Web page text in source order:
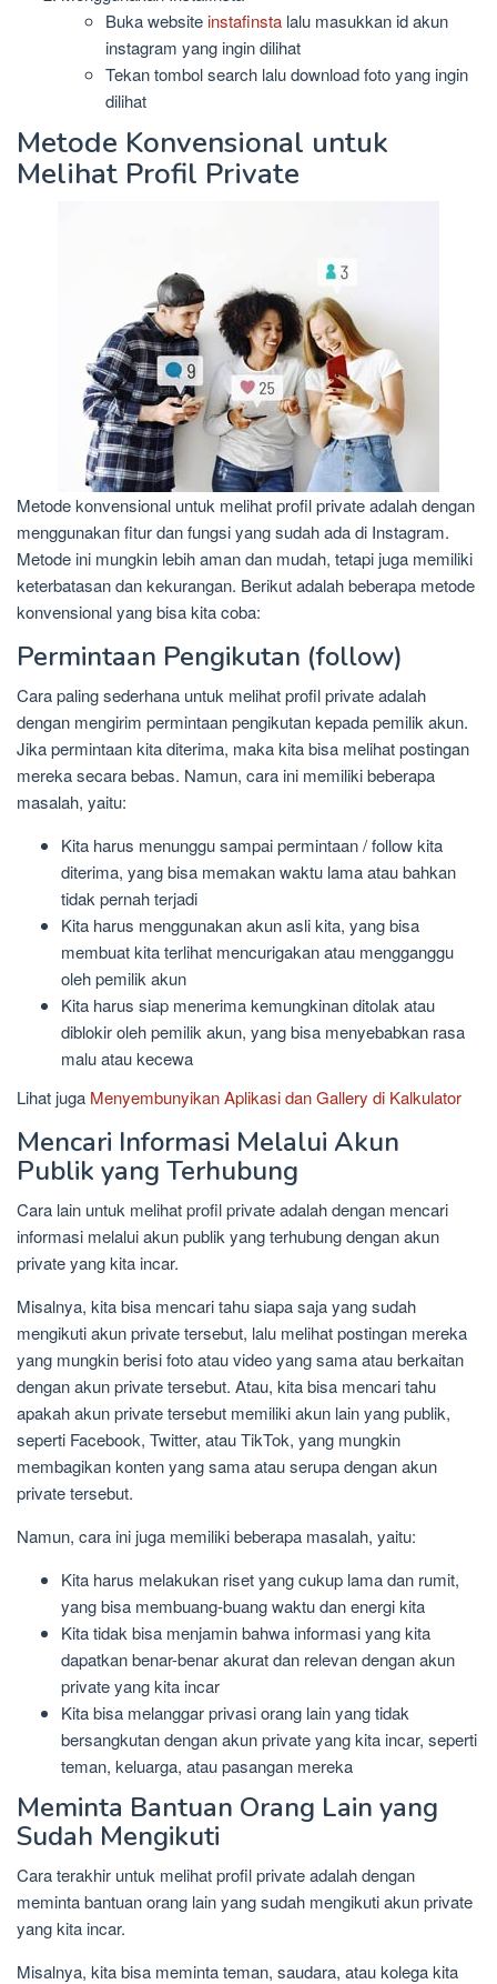
Buka websiteinstafinsta lalu masukkan id akun
instagram yang ingin dilihat
Tekan tombol search lalu download foto yang ingin
dilihat
Metode Konvensional untuk
Melihat Profil Private
Metode konvensional untuk melihat profil private adalah dengan
menggunakan fitur dan fungsi yang sudah ada di Instagram.
Metode ini mungkin lebih aman dan mudah, tetapi juga memiliki
keterbatasan dan kekurangan. Berikut adalah beberapa metode
konvensional yang bisa kita coba:
Permintaan Pengikutan (follow)
Cara paling sederhana untuk melihat profil private adalah
dengan mengirim permintaan pengikutan kepada pemilik akun.
Jika permintaan kita diterima, maka kita bisa melihat postingan
mereka secara bebas. Namun, cara ini memiliki beberapa
masalah, yaitu:
Kita harus menunggu sampai permintaan / follow kita
diterima, yang bisa memakan waktu lama atau bahkan
tidak pernah terjadi
Kita harus menggunakan akun asli kita, yang bisa
membuat kita terlihat mencurigakan atau mengganggu
oleh pemilik akun
Kita harus siap menerima kemungkinan ditolak atau
diblokir oleh pemilik akun, yang bisa menyebabkan rasa
malu atau kecewa
Lihat juga Menyembunyikan Aplikasi dan Gallery di Kalkulator
Mencari Informasi Melalui Akun
Publik yang Terhubung
Cara lain untuk melihat profil private adalah dengan mencari
informasi melalui akun publik yang terhubung dengan akun
private yang kita incar.
Misalnya, kita bisa mencari tahu siapa saja yang sudah
mengikuti akun private tersebut, lalu melihat postingan mereka
yang mungkin berisi foto atau video yang sama atau berkaitan
dengan akun private tersebut. Atau, kita bisa mencari tahu
apakah akun private tersebut memiliki akun lain yang publik,
seperti Facebook, Twitter, atau TikTok, yang mungkin
membagikan konten yang sama atau serupa dengan akun
private tersebut.
Namun, cara ini juga memiliki beberapa masalah, yaitu:
Kita harus melakukan riset yang cukup lama dan rumit,
yang bisa membuang-buang waktu dan energi kita
Kita tidak bisa menjamin bahwa informasi yang kita
dapatkan benar-benar akurat dan relevan dengan akun
private yang kita incar
Kita bisa melanggar privasi orang lain yang tidak
bersangkutan dengan akun private yang kita incar, seperti
teman, keluarga, atau pasangan mereka
Meminta Bantuan Orang Lain yang
Sudah Mengikuti
Cara terakhir untuk melihat profil private adalah dengan
meminta bantuan orang lain yang sudah mengikuti akun private
yang kita incar.
Misalnya, kita bisa meminta teman, saudara, atau kolega kita